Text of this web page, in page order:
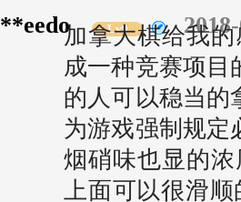
**eedo Lv9
加拿大棋给我
成一种竞赛项目
的人可以稳当的
为游戏强制规定
烟硝味也显的
上面可以很滑